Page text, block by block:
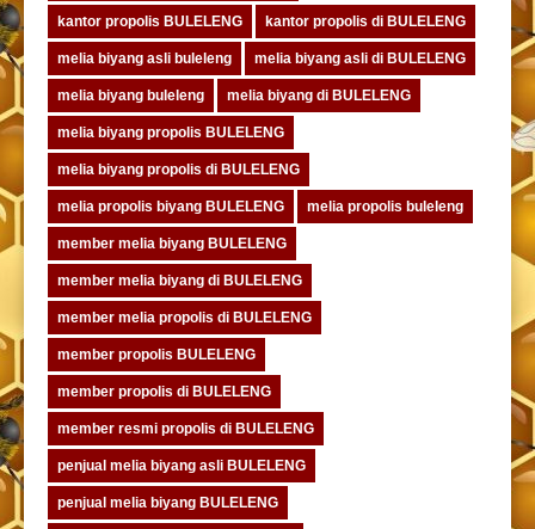
kantor propolis BULELENG kantor propolis di BULELENG
melia biyang asli buleleng melia biyang asli di BULELENG
melia biyang buleleng melia biyang di BULELENG
melia biyang propolis BULELENG
melia biyang propolis di BULELENG
melia propolis biyang BULELENG melia propolis buleleng
member melia biyang BULELENG
member melia biyang di BULELENG
member melia propolis di BULELENG
member propolis BULELENG
member propolis di BULELENG
member resmi propolis di BULELENG
penjual melia biyang asli BULELENG
penjual melia biyang BULELENG